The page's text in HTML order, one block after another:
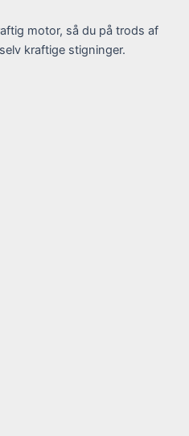
motor, så du på trods af
kraftige stigninger.